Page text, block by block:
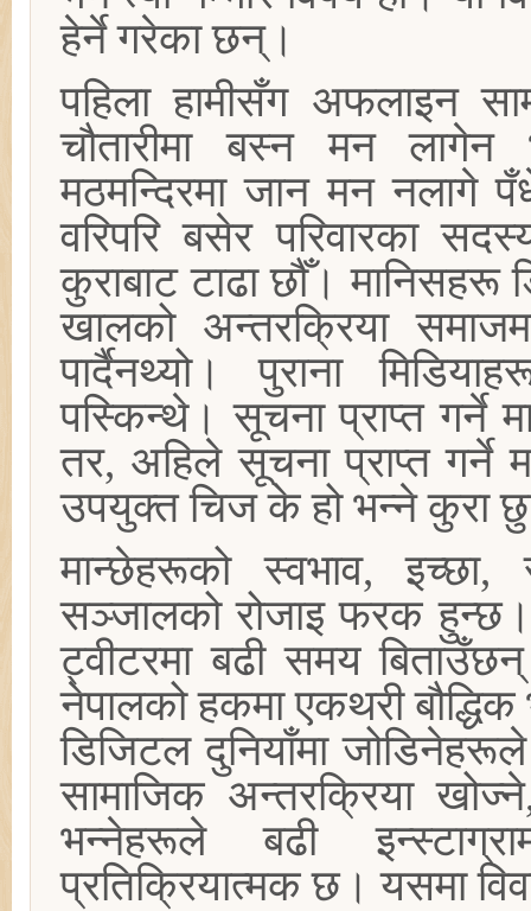
हेर्ने गरेका छन्।
पहिला हामीसँग अफलाइन
चौतारीमा बस्न मन लागेन
मठमन्दिरमा जान मन नलागे
वरिपरि बसेर परिवारका
कुराबाट टाढा छौँ। मानिसहरू
खालको अन्तरक्रिया
पार्दैनथ्यो। पुराना
पस्किन्थे। सूचना प्राप्त गर्ने
तर, अहिले सूचना प्राप्त
उपयुक्त चिज के हो भन्ने कुरा
मान्छेहरूको स्वभाव, इच्छा,
सञ्जालको रोजाइ फरक
ट्वीटरमा बढी समय
नेपालको हकमा एकथरी बौद्धिक
डिजिटल दुनियाँमा
सामाजिक अन्तरक्रिया
भन्नेहरूले बढी
प्रतिक्रियात्मक छ। यसमा